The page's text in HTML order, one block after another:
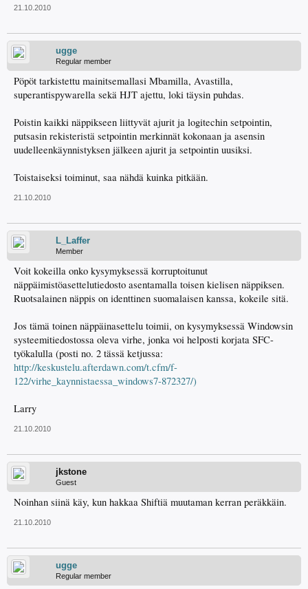
21.10.2010
ugge
Regular member
Pöpöt tarkistettu mainitsemallasi Mbamilla, Avastilla,
superantispywarella sekä HJT ajettu, loki täysin puhdas.
Poistin kaikki näppikseen liittyvät ajurit ja logitechin setpointin,
putsasin rekisteristä setpointin merkinnät kokonaan ja asensin
uudelleenkäynnistyksen jälkeen ajurit ja setpointin uusiksi.
Toistaiseksi toiminut, saa nähdä kuinka pitkään.
21.10.2010
L_Laffer
Member
Voit kokeilla onko kysymyksessä korruptoitunut
näppäimistöasettelutiedosto asentamalla toisen kielisen näppiksen.
Ruotsalainen näppis on identtinen suomalaisen kanssa, kokeile sitä.
Jos tämä toinen näppäinasettelu toimii, on kysymyksessä Windowsin
systeemitiedostossa oleva virhe, jonka voi helposti korjata SFC-
työkalulla (posti no. 2 tässä ketjussa:
http://keskustelu.afterdawn.com/t.cfm/f-
122/virhe_kaynnistaessa_windows7-872327/)
Larry
21.10.2010
jkstone
Guest
Noinhan siinä käy, kun hakkaa Shiftiä muutaman kerran peräkkäin.
21.10.2010
ugge
Regular member